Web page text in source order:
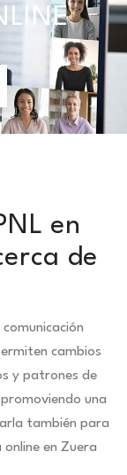
en
de
cambios
y patrones de
una
también para
en Zuera